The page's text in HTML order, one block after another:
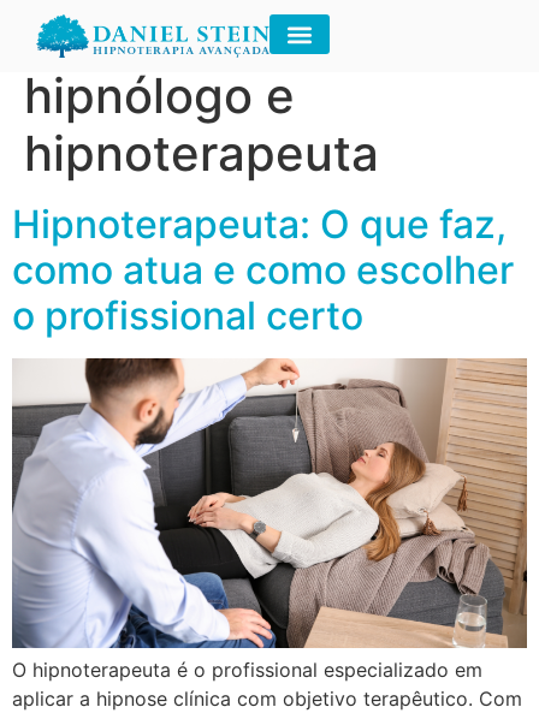
Tag:diferença entre
hipnólogo e
hipnoterapeuta
Hipnoterapeuta: O que faz,
como atua e como escolher
o profissional certo
O hipnoterapeuta é o profissional especializado em
aplicar a hipnose clínica com objetivo terapêutico. Com